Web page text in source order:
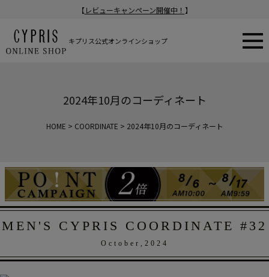
【 レビューキャンペーン開催中！ 】
キプリス公式オンラインショップ
2024年10月のコーディネート
HOME COORDINATE 2024年10月のコーディネート
MEN'S CYPRIS COORDINATE #32
October,2024